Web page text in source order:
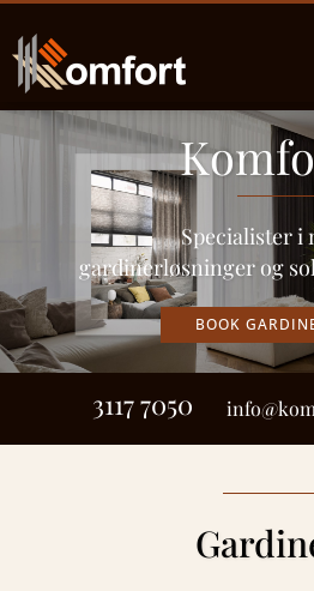
Specialister i
gardinerløsninger og
BOOK
3117 7050